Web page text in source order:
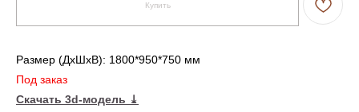
Купить
Размер (ДxШxВ): 1800*950*750 мм
Под заказ
Скачать 3d-модель ⤓